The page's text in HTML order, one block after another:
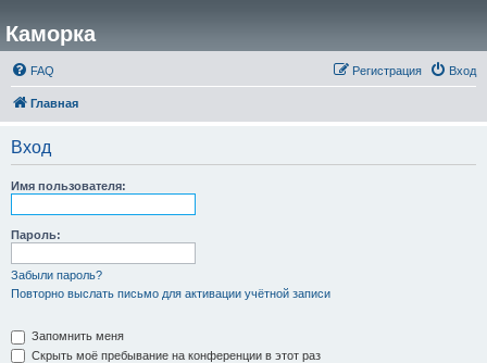
Каморка
FAQ Вход
Регистрация
Главная
Вход
Имя пользователя:
Пароль:
Забыли пароль?
Повторно выслать письмо для активации учётной записи
Запомнить меня
Скрыть моё пребывание на конференции в этот раз